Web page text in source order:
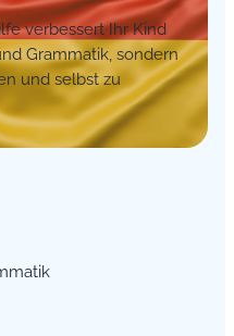
verbessert Ihr Kind
Grammatik, sondern
und selbst zu